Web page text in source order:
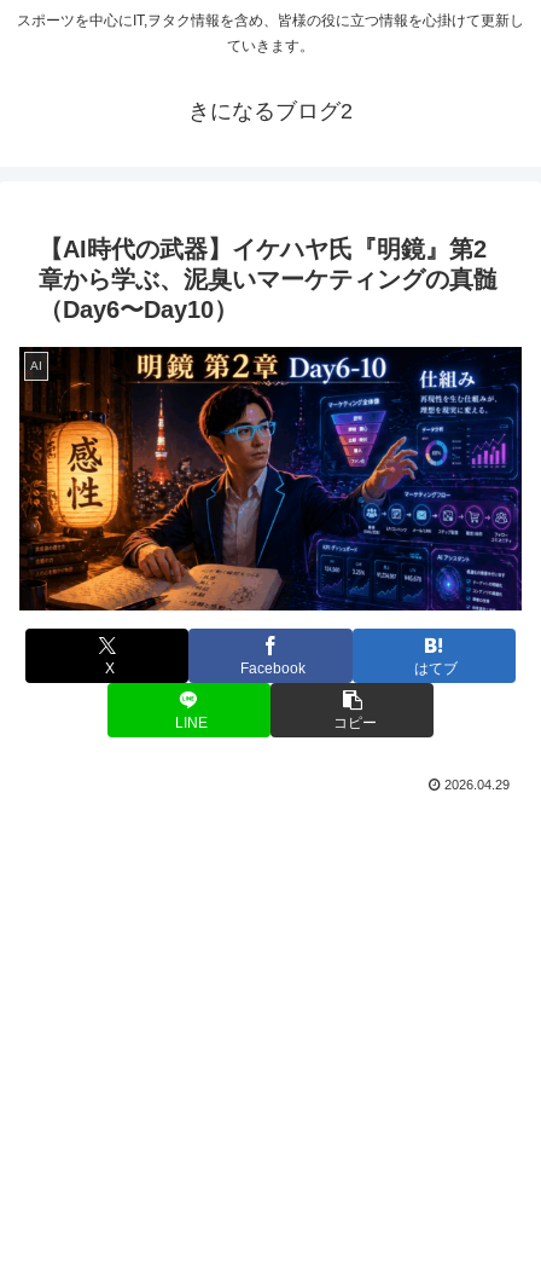
スポーツを中心にIT,ヲタク情報を含め、皆様の役に立つ情報を心掛けて更新し
ていきます。
きになるブログ2
【AI時代の武器】イケハヤ氏『明鏡』第2
章から学ぶ、泥臭いマーケティングの真髄
（Day6〜Day10）
AI
X Facebook はてブ
LINE コピー
2026.04.29